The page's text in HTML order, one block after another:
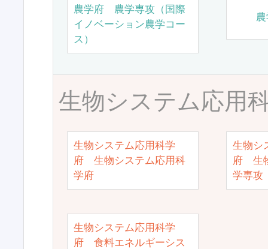
農学府 農学専攻（国際
イノベーション農学コー
ス）
生物システム応用
生物システム応用科学
府 生物システム応用科
学府
生物シ
府 生
学専攻
生物システム応用科学
府 食料エネルギーシス